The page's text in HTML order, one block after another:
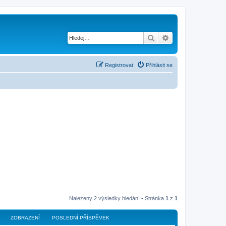
Hledat
Přihlásit se
Registrovat
Nalezeny 2 výsledky hledání • Stránka 1 z 1
ZOBRAZENÍ POSLEDNÍ PŘÍSPĚVEK